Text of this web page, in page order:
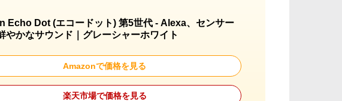
Echo Dot (エコードット) 第5世代 - Alexa、センサー
やかなサウンド｜グレーシャーホワイト
Amazonで価格を見る
楽天市場で価格を見る